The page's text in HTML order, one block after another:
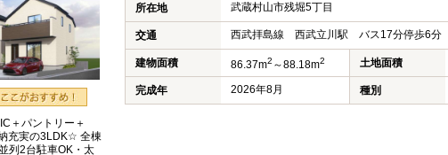
＋パントリー＋
充実の3LDK☆ 全棟
列2台駐車OK・太
所在地 武蔵村山市残堀5丁目
交通 西武拝島線 西武立川駅 バス17分停歩6分
建物面積 86.37m2 ～88.18m2 土地面積
完成年 2026年8月 種別